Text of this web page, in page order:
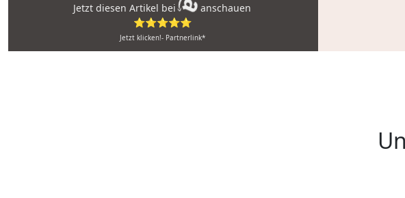
Jetzt diesen Artikel bei
anschauen
⭐⭐⭐⭐⭐
Jetzt klicken!- Partnerlink*